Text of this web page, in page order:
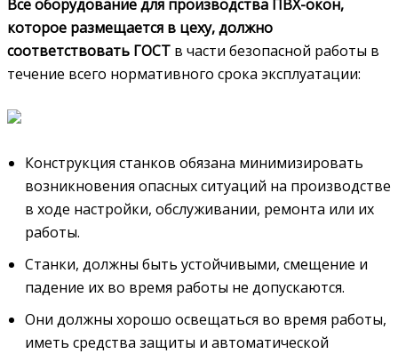
Все оборудование для производства ПВХ-окон,
которое размещается в цеху, должно
соответствовать ГОСТ в части безопасной работы в
течение всего нормативного срока эксплуатации:
Конструкция станков обязана минимизировать
возникновения опасных ситуаций на производстве
в ходе настройки, обслуживании, ремонта или их
работы.
Станки, должны быть устойчивыми, смещение и
падение их во время работы не допускаются.
Они должны хорошо освещаться во время работы,
иметь средства защиты и автоматической